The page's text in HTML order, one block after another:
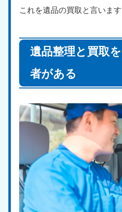
これを遺品の買取と言います
遺品整理と買取
者がある